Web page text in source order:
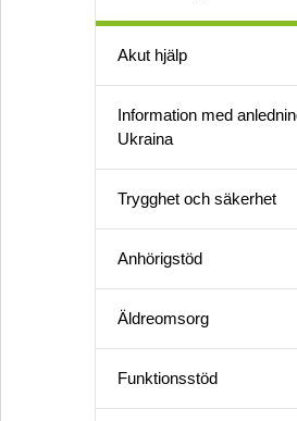
Akut hjälp
Information med
Ukraina
Trygghet och säkerhet
Anhörigstöd
Äldreomsorg
Funktionsstöd